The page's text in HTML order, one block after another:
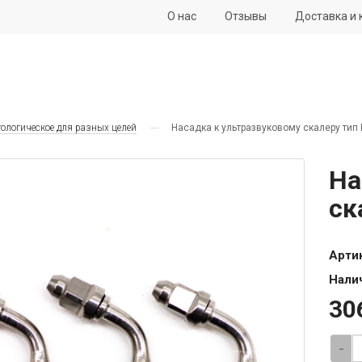
О нас Отзывы Доставка и
для разных целей Насадка к ультразвуковому скалеру тип
-